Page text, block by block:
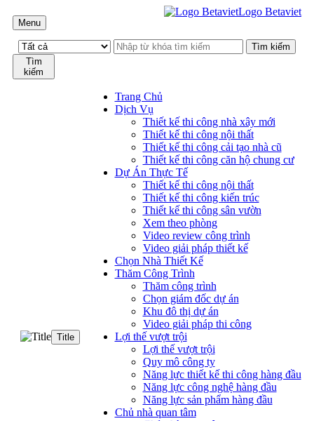
Menu
Logo Betaviet
Tìm
kiếm
Title
Trang Chủ
Dịch Vụ
Thiết kế thi công nhà xây mới
Thiết kế thi công nội thất
Thiết kế thi công cải tạo nhà cũ
Thiết kế thi công căn hộ chung cư
Dự Án Thực Tế
Thiết kế thi công nội thất
Thiết kế thi công kiến trúc
Thiết kế thi công sân vườn
Xem theo phòng
Video review công trình
Video giải pháp thiết kế
Chọn Nhà Thiết Kế
Thăm Công Trình
Thăm công trình
Chọn giám đốc dự án
Khu đô thị dự án
Video giải pháp thi công
Lợi thế vượt trội
Lợi thế vượt trội
Quy mô công ty
Năng lực thiết kế thi công hàng đầu
Năng lực công nghệ hàng đầu
Năng lực sản phẩm hàng đầu
Chủ nhà quan tâm